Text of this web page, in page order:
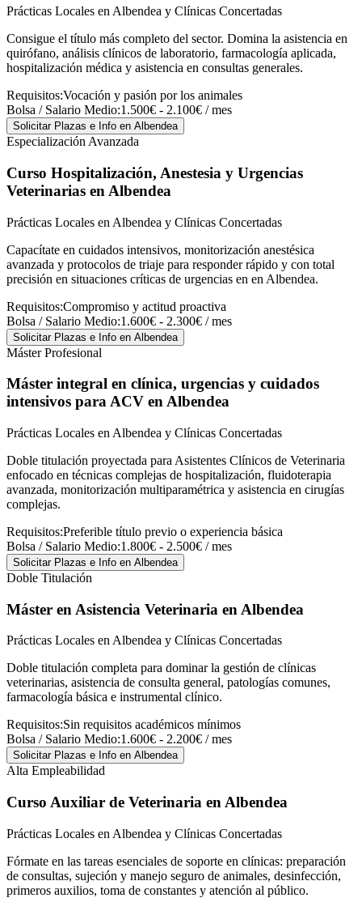
Prácticas Locales en Albendea y Clínicas Concertadas
Consigue el título más completo del sector. Domina la asistencia en
quirófano, análisis clínicos de laboratorio, farmacología aplicada,
hospitalización médica y asistencia en consultas generales.
Requisitos:Vocación y pasión por los animales
Bolsa / Salario Medio:1.500€ - 2.100€ / mes
Solicitar Plazas e Info en Albendea
Especialización Avanzada
Curso Hospitalización, Anestesia y Urgencias
Veterinarias en Albendea
Prácticas Locales en Albendea y Clínicas Concertadas
Capacítate en cuidados intensivos, monitorización anestésica
avanzada y protocolos de triaje para responder rápido y con total
precisión en situaciones críticas de urgencias en en Albendea.
Requisitos:Compromiso y actitud proactiva
Bolsa / Salario Medio:1.600€ - 2.300€ / mes
Solicitar Plazas e Info en Albendea
Máster Profesional
Máster integral en clínica, urgencias y cuidados
intensivos para ACV en Albendea
Prácticas Locales en Albendea y Clínicas Concertadas
Doble titulación proyectada para Asistentes Clínicos de Veterinaria
enfocado en técnicas complejas de hospitalización, fluidoterapia
avanzada, monitorización multiparamétrica y asistencia en cirugías
complejas.
Requisitos:Preferible título previo o experiencia básica
Bolsa / Salario Medio:1.800€ - 2.500€ / mes
Solicitar Plazas e Info en Albendea
Doble Titulación
Máster en Asistencia Veterinaria en Albendea
Prácticas Locales en Albendea y Clínicas Concertadas
Doble titulación completa para dominar la gestión de clínicas
veterinarias, asistencia de consulta general, patologías comunes,
farmacología básica e instrumental clínico.
Requisitos:Sin requisitos académicos mínimos
Bolsa / Salario Medio:1.600€ - 2.200€ / mes
Solicitar Plazas e Info en Albendea
Alta Empleabilidad
Curso Auxiliar de Veterinaria en Albendea
Prácticas Locales en Albendea y Clínicas Concertadas
Fórmate en las tareas esenciales de soporte en clínicas: preparación
de consultas, sujeción y manejo seguro de animales, desinfección,
primeros auxilios, toma de constantes y atención al público.